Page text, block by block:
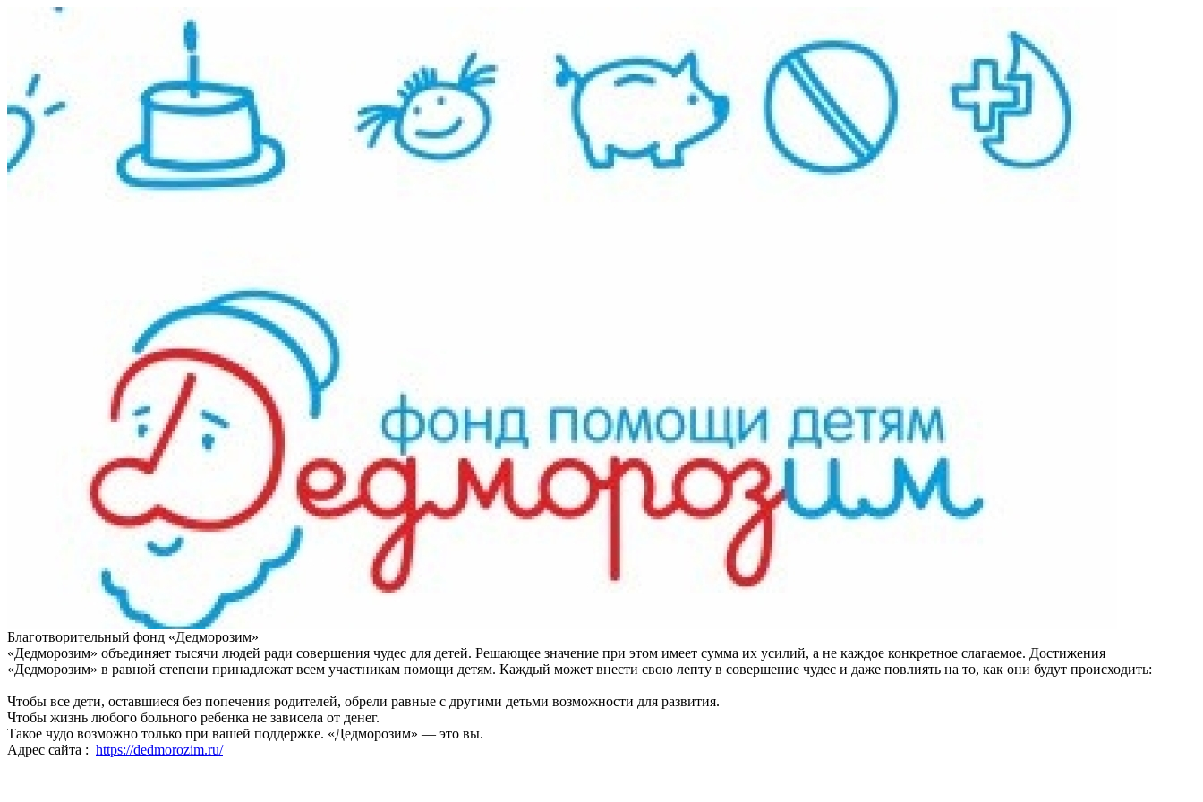
Благотворительный фонд «Дедморозим»
«Дедморозим» объединяет тысячи людей ради совершения чудес для детей. Решающее значение при этом имеет сумма их усилий, а не каждое конкретное слагаемое. Достижения
«Дедморозим» в равной степени принадлежат всем участникам помощи детям. Каждый может внести свою лепту в совершение чудес и даже повлиять на то, как они будут происходить:
Чтобы все дети, оставшиеся без попечения родителей, обрели равные с другими детьми возможности для развития.
Чтобы жизнь любого больного ребенка не зависела от денег.
Такое чудо возможно только при вашей поддержке. «Дедморозим» — это вы.
Адрес сайта : https://dedmorozim.ru/